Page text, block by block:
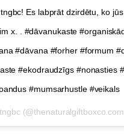
Es labprāt dzirdētu, ko
x. . #dāvanukaste
#dāvana #forher #formum
#ekodraudzīgs #nonasties
#mumsarhustle #veikals